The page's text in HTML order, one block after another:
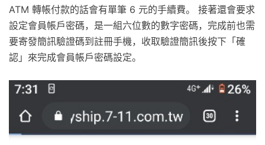
ATM 轉帳付款的話會有單筆 6 元的手續費。 接著還會要求
設定會員帳戶密碼，是一組六位數的數字密碼，完成前也需
要寄發簡訊驗證碼到註冊手機，收取驗證簡訊後按下「確
認」來完成會員帳戶密碼設定。